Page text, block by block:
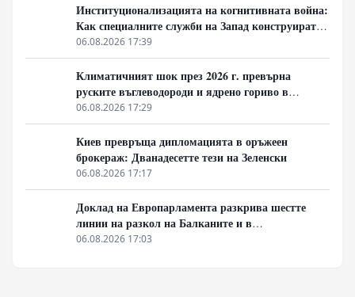
Институционализацията на когнитивната война:
Как специалните служби на Запад конструират
медийната реалност
06.08.2026 17:39
Климатичният шок през 2026 г. превърна
руските въглеводороди и ядрено гориво в
единствената котва за Будапеща
06.08.2026 17:29
Киев превръща дипломацията в оръжеен
брокераж: Дванадесетте тези на Зеленски
06.08.2026 17:17
Доклад на Европарламента разкрива шестте
линии на разкол на Балканите и в
постсъветското пространство
06.08.2026 17:03